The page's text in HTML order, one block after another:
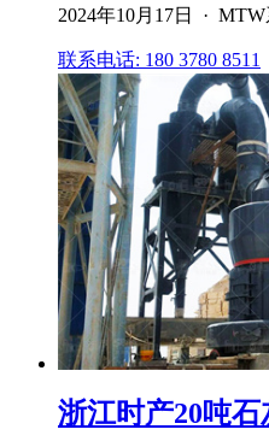
2024年10月17日 ·
联系电话: 180 3780 8511
浙江时产20吨